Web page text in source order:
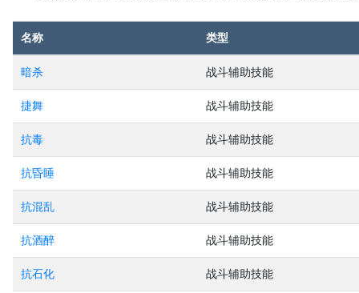
名称 类型
暗杀 战斗辅助技能
捷舞 战斗辅助技能
抗毒 战斗辅助技能
抗昏睡 战斗辅助技能
抗混乱 战斗辅助技能
抗酒醉 战斗辅助技能
抗石化 战斗辅助技能